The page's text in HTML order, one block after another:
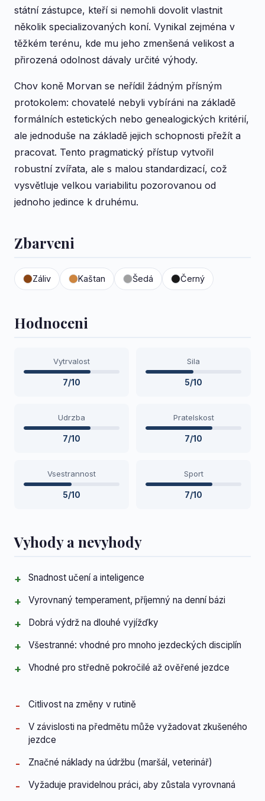
státní zástupce, kteří si nemohli dovolit vlastnit
několik specializovaných koní. Vynikal zejména v
těžkém terénu, kde mu jeho zmenšená velikost a
přirozená odolnost dávaly určité výhody.
Chov koně Morvan se neřídil žádným přísným
protokolem: chovatelé nebyli vybíráni na základě
formálních estetických nebo genealogických kritérií,
ale jednoduše na základě jejich schopnosti přežít a
pracovat. Tento pragmatický přístup vytvořil
robustní zvířata, ale s malou standardizací, což
vysvětluje velkou variabilitu pozorovanou od
jednoho jedince k druhému.
Zbarveni
Záliv Kaštan Šedá Černý
Hodnoceni
Vytrvalost
7/10
Sila
5/10
Udrzba
7/10
Pratelskost
7/10
Vsestrannost
5/10
Sport
7/10
Vyhody a nevyhody
Snadnost učení a inteligence
Vyrovnaný temperament, příjemný na denní bázi
Dobrá výdrž na dlouhé vyjížďky
Všestranné: vhodné pro mnoho jezdeckých disciplín
Vhodné pro středně pokročilé až ověřené jezdce
Citlivost na změny v rutině
V závislosti na předmětu může vyžadovat zkušeného
jezdce
Značné náklady na údržbu (maršál, veterinář)
Vyžaduje pravidelnou práci, aby zůstala vyrovnaná